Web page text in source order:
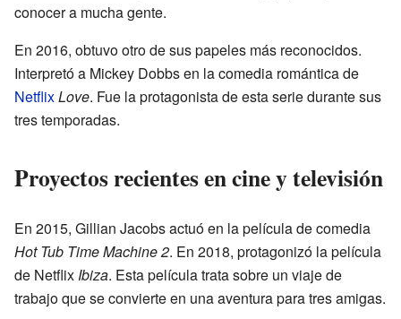
conocer a mucha gente.
En 2016, obtuvo otro de sus papeles más reconocidos.
Interpretó a Mickey Dobbs en la comedia romántica de
NetflixLove. Fue la protagonista de esta serie durante sus
tres temporadas.
Proyectos recientes en cine y televisión
En 2015, Gillian Jacobs actuó en la película de comedia
Hot Tub Time Machine 2. En 2018, protagonizó la película
de Netflix Ibiza. Esta película trata sobre un viaje de
trabajo que se convierte en una aventura para tres amigas.